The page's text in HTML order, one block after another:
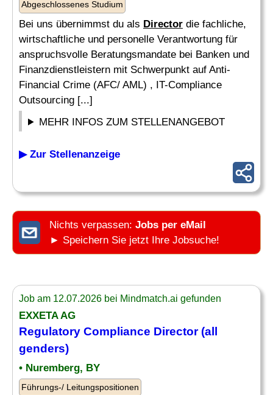
Abgeschlossenes Studium
Bei uns übernimmst du als Director die fachliche,
wirtschaftliche und personelle Verantwortung für
anspruchsvolle Beratungsmandate bei Banken und
Finanzdienstleistern mit Schwerpunkt auf Anti-
Financial Crime (AFC/ AML) , IT-Compliance
Outsourcing [...]
MEHR INFOS ZUM STELLENANGEBOT
▶ Zur Stellenanzeige
Nichts verpassen: Jobs per eMail
► Speichern Sie jetzt Ihre Jobsuche!
Job am 12.07.2026 bei Mindmatch.ai gefunden
EXXETA AG
Regulatory Compliance Director(all
genders)
• Nuremberg, BY
Führungs-/ Leitungspositionen